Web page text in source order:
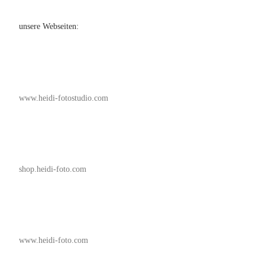
unsere Webseiten:
www.heidi-fotostudio.com
shop.heidi-foto.com
www.heidi-foto.com